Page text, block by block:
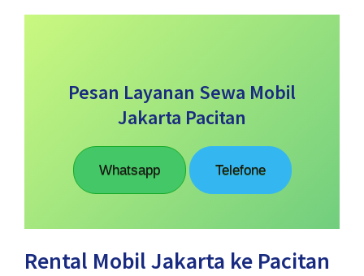
Pesan Layanan Sewa Mobil
Jakarta Pacitan
Whatsapp Telefone
Rental Mobil Jakarta ke Pacitan